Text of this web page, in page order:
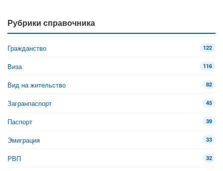
Рубрики справочника
Гражданство 122
Виза 116
Вид на жительство 82
Загранпаспорт 45
Паспорт 39
Эмиграция 33
РВП 32